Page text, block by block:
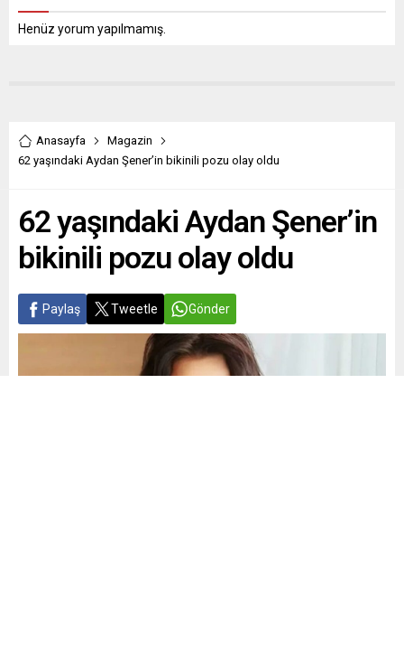
Henüz yorum yapılmamış.
Anasayfa
Magazin
62 yaşındaki Aydan Şener’in bikinili pozu olay oldu
62 yaşındaki Aydan Şener’in
bikinili pozu olay oldu
Paylaş Tweetle Gönder